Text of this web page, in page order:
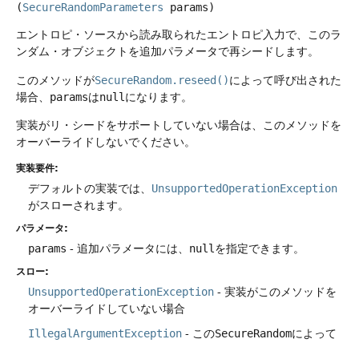
(SecureRandomParameters params)
エントロピ・ソースから読み取られたエントロピ入力で、このラ
ンダム・オブジェクトを追加パラメータで再シードします。
このメソッドがSecureRandom.reseed()によって呼び出された
場合、 paramsはnull になります。
実装がリ・シードをサポートしていない場合は、このメソッドを
オーバーライドしないでください。
実装要件:
デフォルトの実装では、 UnsupportedOperationException
がスローされます。
パラメータ:
params - 追加パラメータには、 nullを指定できます。
スロー:
UnsupportedOperationException - 実装がこのメソッドを
オーバーライドしていない場合
IllegalArgumentException - このSecureRandomによって